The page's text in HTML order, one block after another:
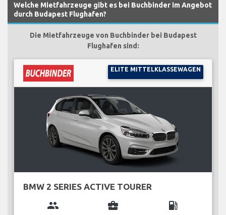
Welche Mietfahrzeuge gibt es bei Buchbinder im Angebot
durch Budapest Flughafen?
Die Mietfahrzeuge von Buchbinder bei Budapest
Flughafen sind:
ELITE MITTELKLASSEWAGEN
BMW 2 SERIES ACTIVE TOURER
group business_center local_gas_station